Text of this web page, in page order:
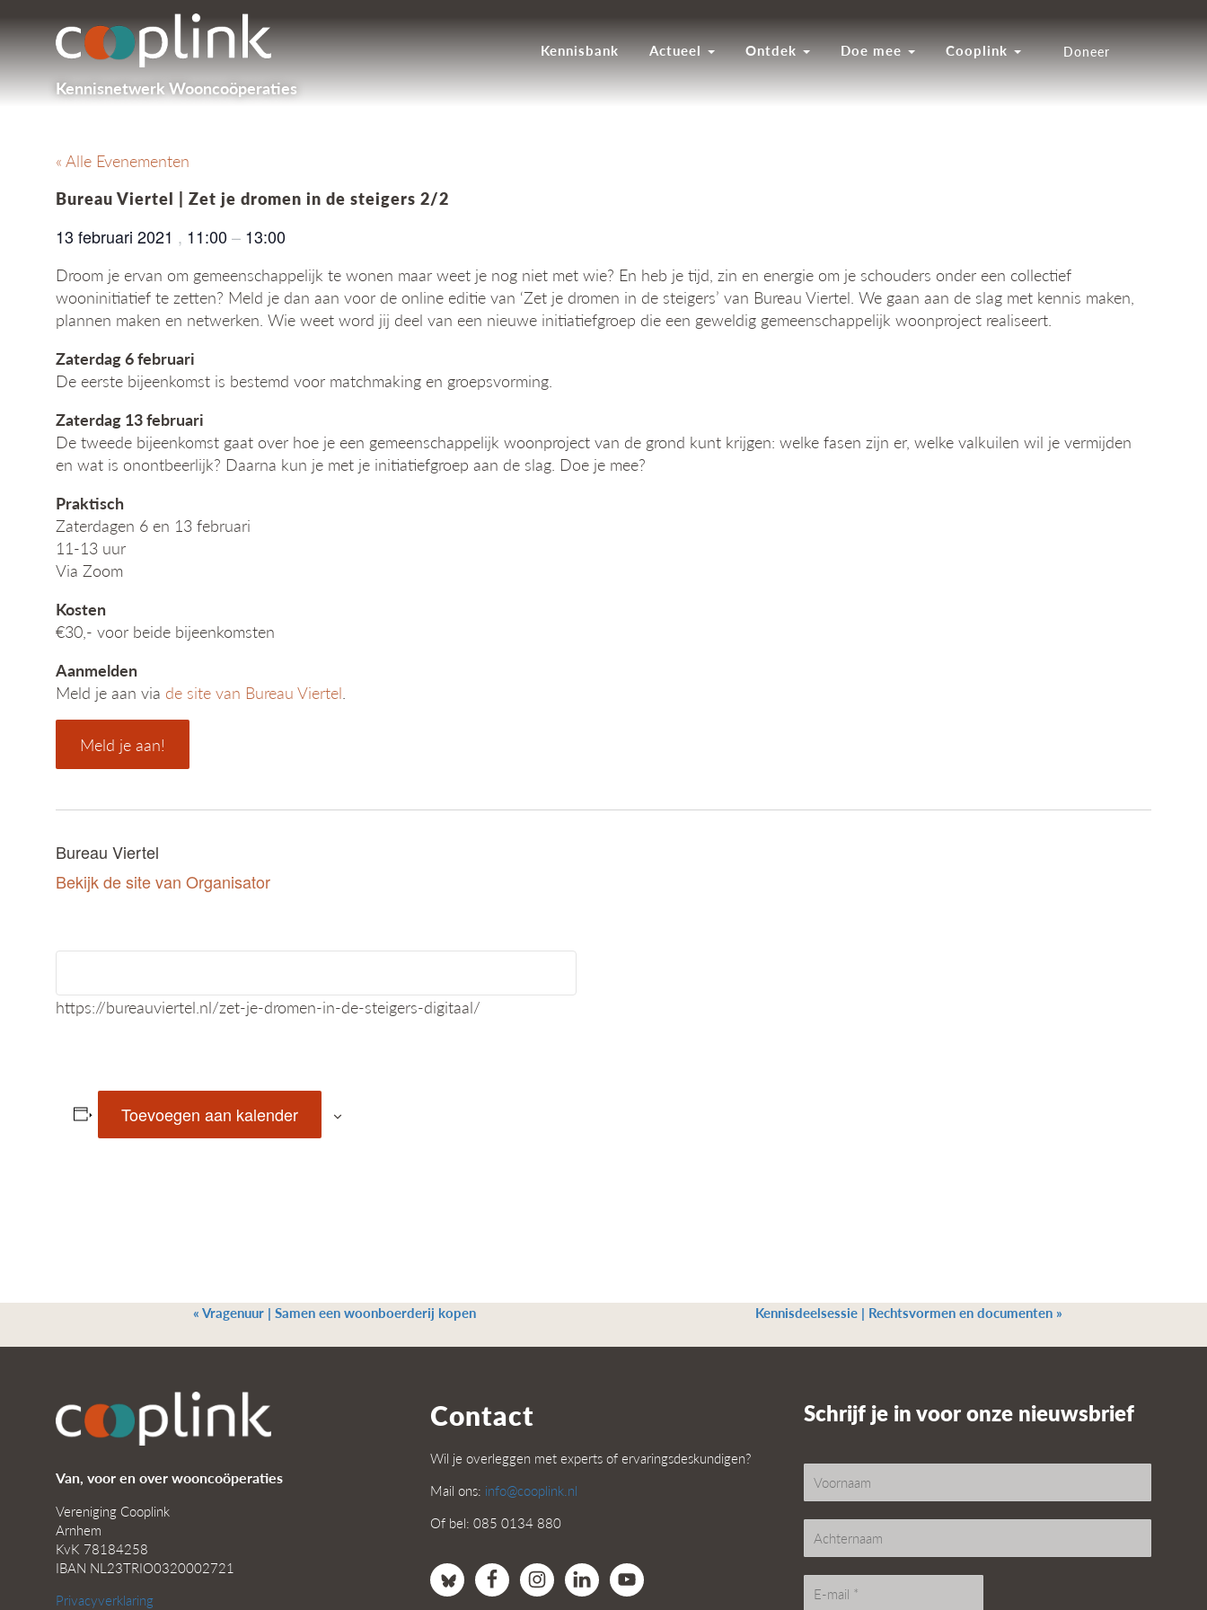
Kennisnetwerk Wooncoöperaties
Kennisbank Actueel Ontdek Doe mee Cooplink Doneer
« Alle Evenementen
Bureau Viertel | Zet je dromen in de steigers 2/2
13 februari 2021 , 11:00 – 13:00
Droom je ervan om gemeenschappelijk te wonen maar weet je nog niet met wie? En heb je tijd, zin en energie om je schouders onder een collectief
wooninitiatief te zetten? Meld je dan aan voor de online editie van ‘Zet je dromen in de steigers’ van Bureau Viertel. We gaan aan de slag met kennis maken,
plannen maken en netwerken. Wie weet word jij deel van een nieuwe initiatiefgroep die een geweldig gemeenschappelijk woonproject realiseert.
Zaterdag 6 februari
De eerste bijeenkomst is bestemd voor matchmaking en groepsvorming.
Zaterdag 13 februari
De tweede bijeenkomst gaat over hoe je een gemeenschappelijk woonproject van de grond kunt krijgen: welke fasen zijn er, welke valkuilen wil je vermijden
en wat is onontbeerlijk? Daarna kun je met je initiatiefgroep aan de slag. Doe je mee?
Praktisch
Zaterdagen 6 en 13 februari
11-13 uur
Via Zoom
Kosten
€30,- voor beide bijeenkomsten
Aanmelden
Meld je aan via de site van Bureau Viertel.
Meld je aan!
Bureau Viertel
Bekijk de site van Organisator
https://bureauviertel.nl/zet-je-dromen-in-de-steigers-digitaal/
Toevoegen aan kalender
«Vragenuur | Samen een woonboerderij kopen Kennisdeelsessie | Rechtsvormen en documenten »
Van, voor en over wooncoöperaties
Vereniging Cooplink
Arnhem
KvK 78184258
IBAN NL23TRIO0320002721
Privacyverklaring
Contact
Wil je overleggen met experts of ervaringsdeskundigen?
Mail ons: info@cooplink.nl
Of bel: 085 0134 880
Schrijf je in voor onze nieuwsbrief